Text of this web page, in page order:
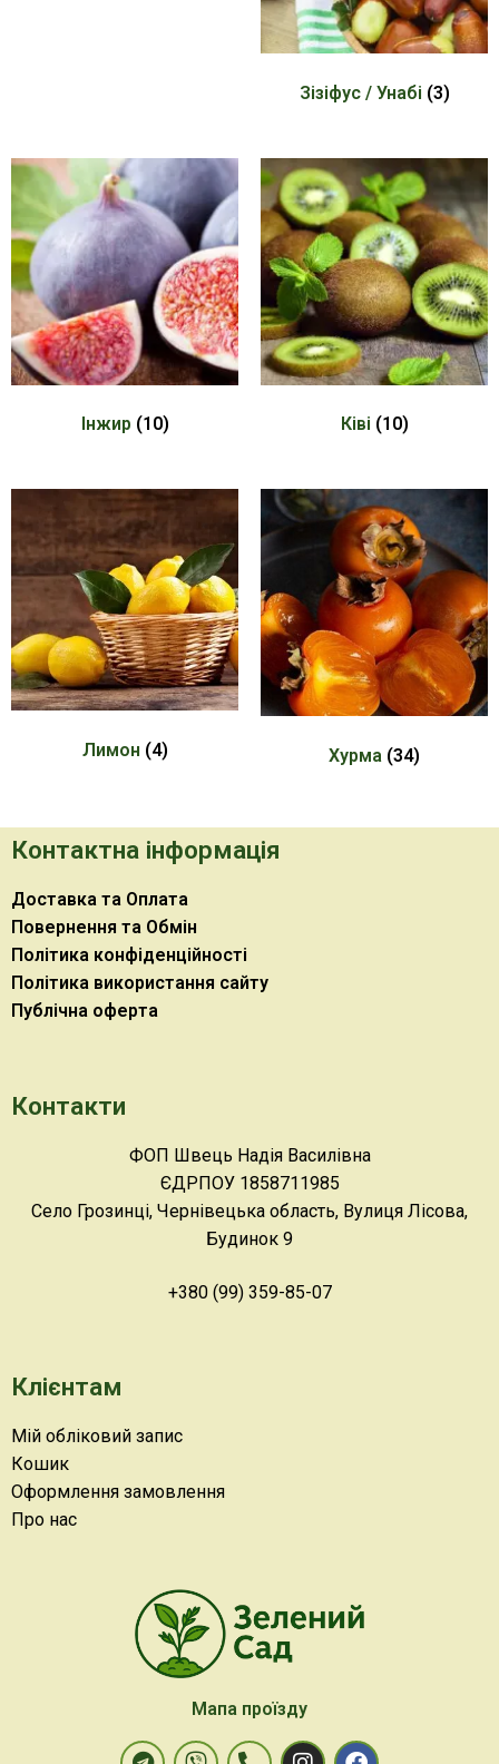
Зізіфус / Унабі (3)
Інжир (10) Ківі (10)
Лимон (4) Хурма (34)
Контактна інформація
Доставка та Оплата
Повернення та Обмін
Політика конфіденційності
Політика використання сайту
Публічна оферта
Контакти
ФОП Швець Надія Василівна
ЄДРПОУ 1858711985
Село Грозинці, Чернівецька область, Вулиця Лісова,
Будинок 9
+380 (99) 359-85-07
Клієнтам
Мій обліковий запис
Кошик
Оформлення замовлення
Про нас
Мапа проїзду